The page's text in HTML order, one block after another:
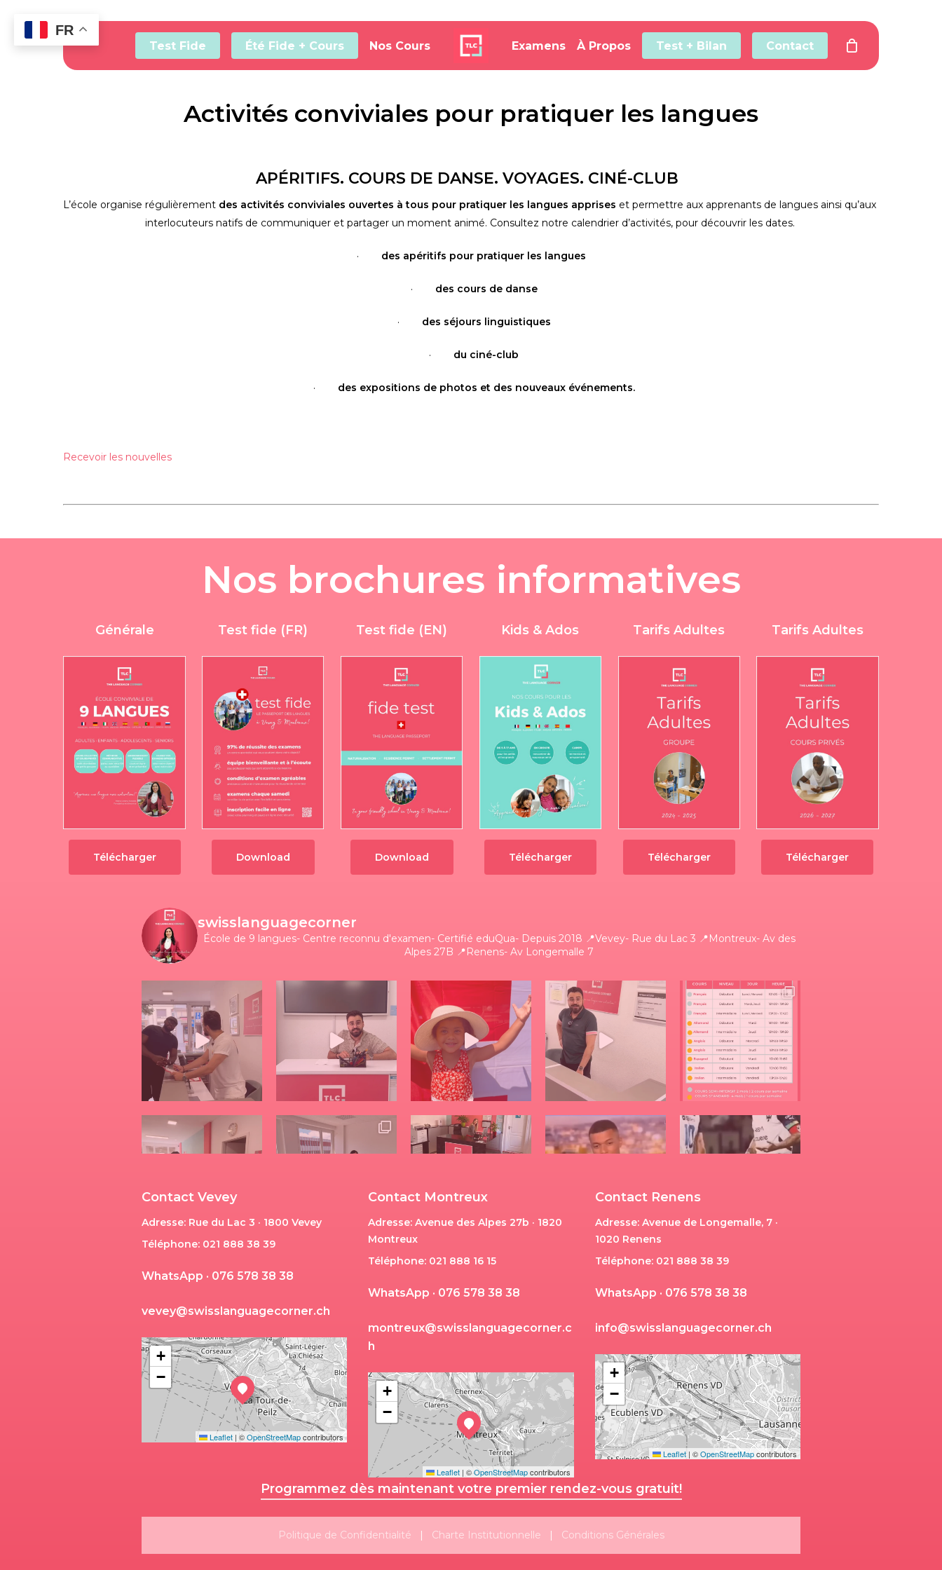
main
Test Fide Été Fide + Cours Nos Cours Examens À Propos Test + Bilan Contact
Activités conviviales pour pratiquer les langues
APÉRITIFS. COURS DE DANSE. VOYAGES. CINÉ-CLUB
L’école organise régulièrement des activités conviviales ouvertes à tous pour pratiquer les langues apprises et permettre aux apprenants de langues ainsi qu’aux
interlocuteurs natifs de communiquer et partager un moment animé. Consultez notre calendrier d’activités, pour découvrir les dates.
· des apéritifs pour pratiquer les langues
  ·
des cours de danse
  ·
des séjours linguistiques
  ·
du ciné-club
  ·
des expositions de photos et des nouveaux événements.
Recevoir les nouvelles
Nos brochures informatives
Générale
Télécharger
Test fide (FR)
Download
Test fide (EN)
Download
Kids & Ados
Télécharger
Tarifs Adultes
Télécharger
Tarifs Adultes
Télécharger
swisslanguagecorner
École de 9 langues- Centre reconnu d'examen- Certifié eduQua- Depuis 2018 📍Vevey- Rue du Lac 3 📍Montreux- Av des
Alpes 27B 📍Renens- Av Longemalle 7
Plus de publications Suivez-nous!
Contact Vevey
Adresse: Rue du Lac 3 · 1800 Vevey
Téléphone: 021 888 38 39
WhatsApp · 076 578 38 38
vevey@swisslanguagecorner.ch
+
−
Leaflet | ©OpenStreetMapcontributors
Contact Montreux
Adresse: Avenue des Alpes 27b · 1820
Montreux
Téléphone: 021 888 16 15
WhatsApp · 076 578 38 38
montreux@swisslanguagecorner.c
h
+
−
Leaflet | ©OpenStreetMapcontributors
Contact Renens
Adresse: Avenue de Longemalle, 7 ·
1020 Renens
Téléphone: 021 888 38 39
WhatsApp · 076 578 38 38
info@swisslanguagecorner.ch
+
−
Leaflet | ©OpenStreetMapcontributors
Programmez dès maintenant votre premier rendez-vous gratuit!
Politique de Confidentialité | Charte Institutionnelle | Conditions Générales
FR